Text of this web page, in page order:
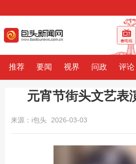
推荐 要闻 视界 问政 评论
元宵节街头文艺表
来源：i包头 2026-03-03